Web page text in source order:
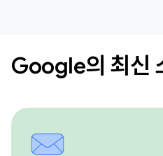
Google의 최신